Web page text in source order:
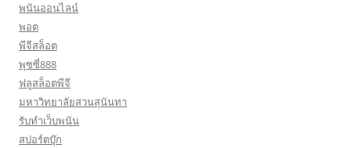
พนันออนไลน์
พอต
พีจีสล็อต
พุซซี่888
ฟลูสล็อตพีจี
มหาวิทยาลัยสวนสุนันทา
รับทำเว็บพนัน
สปอร์ตบุ๊ก